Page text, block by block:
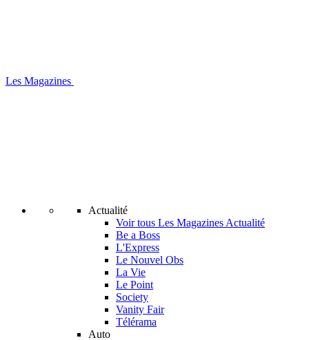
Les Magazines
Actualité
Voir tous Les Magazines Actualité
Be a Boss
L'Express
Le Nouvel Obs
La Vie
Le Point
Society
Vanity Fair
Télérama
Auto